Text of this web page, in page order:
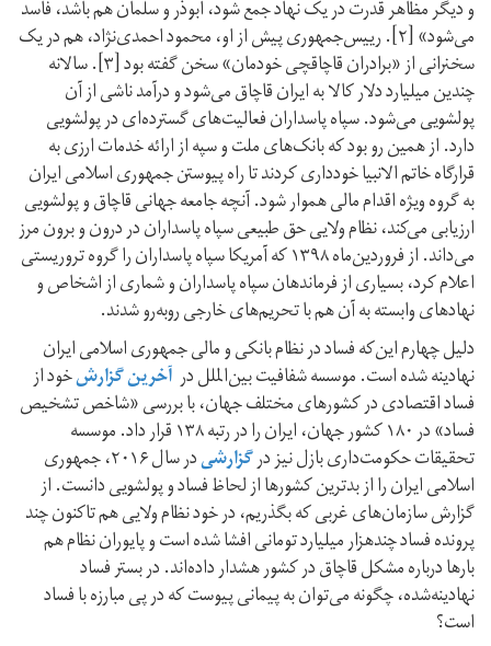
و دیگر مظاهر قدرت در یک نهاد جمع شود، ابوذر و سلمان هم باشد، فاسد
می‌شود» [۲]. رییس‌جمهوری پیش از او، محمود احمدی‌نژاد، هم در یک
سخنرانی از «برادران قاچاقچی خودمان» سخن گفته بود [۳]. سالانه
چندین میلیارد دلار کالا به ایران قاچاق می‌شود و درآمد ناشی از آن
پولشویی می‌شود. سپاه پاسداران فعالیت‌های گسترده‌ای در پولشویی
دارد. از همین رو بود که بانک‌های ملت و سپه از ارائه خدمات ارزی به
قرارگاه خاتم الانبیا خودداری کردند تا راه پیوستن جمهوری اسلامی ایران
به گروه ویژه اقدام مالی هموار شود. آنچه جامعه جهانی قاچاق و پولشویی
ارزیابی می‌کند، نظام ولایی حق طبیعی سپاه پاسداران در درون و برون مرز
می‌داند. از فروردین‌ماه ۱۳۹۸ که آمریکا سپاه پاسداران را گروه تروریستی
اعلام کرد، بسیاری از فرماندهان سپاه پاسداران و شماری از اشخاص و
نهادهای وابسته به آن هم با تحریم‌های خارجی روبه‌رو شدند.
دلیل چهارم این‌که فساد در نظام بانکی و مالی جمهوری اسلامی ایران
نهادینه شده است. موسسه شفافیت بین‌الملل درآخرین گزارشخود از
فساد اقتصادی در کشورهای مختلف جهان، با بررسی «شاخص تشخیص
فساد» در ۱۸۰ کشور جهان، ایران را در رتبه ۱۳۸ قرار داد. موسسه
تحقیقات حکومت‌داری بازل نیز درگزارشی در سال ۲۰۱۶، جمهوری
اسلامی ایران را از بدترین کشورها از لحاظ فساد و پولشویی دانست. از
گزارش سازمان‌های غربی که بگذریم، در خود نظام ولایی هم تاکنون چند
پرونده فساد چند‌هزار میلیارد تومانی افشا شده است و پایوران نظام هم
بارها درباره مشکل قاچاق در کشور هشدار داده‌اند. در بستر فساد
نهادینه‌شده، چگونه می‌توان به پیمانی پیوست که در پی مبارزه با فساد
است؟